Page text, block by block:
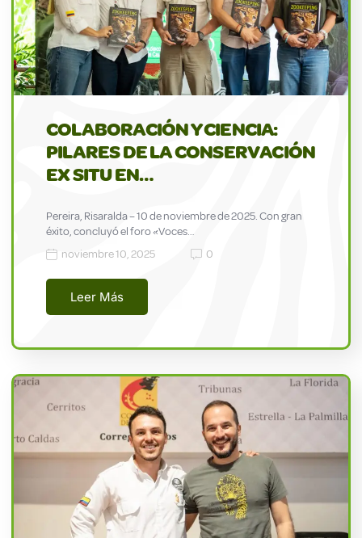
COLABORACIÓN Y CIENCIA:
PILARES DE LA CONSERVACIÓN
EX SITU EN…
Pereira, Risaralda – 10 de noviembre de 2025. Con gran
éxito, concluyó el foro «Voces…
noviembre 10, 2025
0
Leer Más